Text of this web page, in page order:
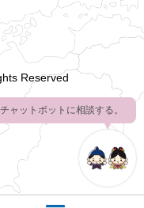
Reserved
チャットボットに相談する。